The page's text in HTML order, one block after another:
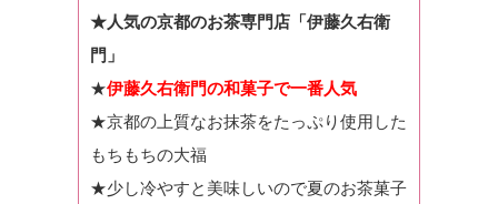
★人気の京都のお茶専門店「伊藤久右衛
門」
★伊藤久右衛門の和菓子で一番人気
★京都の上質なお抹茶をたっぷり使用した
もちもちの大福
★少し冷やすと美味しいので夏のお茶菓子